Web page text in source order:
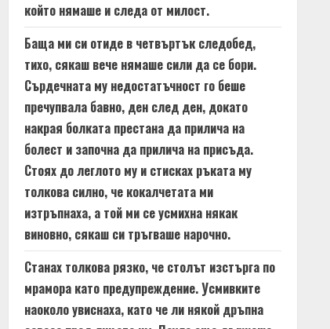
който нямаше и следа от милост.
Баща ми си отиде в четвъртък следобед,
тихо, сякаш вече нямаше сили да се бори.
Сърдечната му недостатъчност го беше
пречупвала бавно, ден след ден, докато
накрая болката престана да прилича на
болест и започна да прилича на присъда.
Стоях до леглото му и стисках ръката му
толкова силно, че кокалчетата ми
изтръпнаха, а той ми се усмихна някак
виновно, сякаш си тръгваше нарочно.
Станах толкова рязко, че столът изстърга по
мрамора като предупреждение. Усмивките
наоколо увиснаха, като че ли някой дръпна